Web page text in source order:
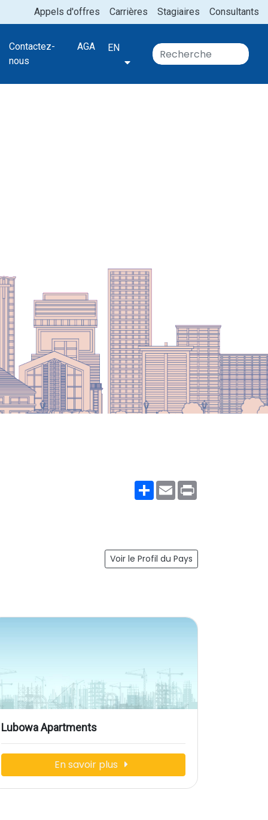
Consultants
Stagiaires
Carrières
Appels d'offres
Contactez-
nous
AGA EN
ShareEmail
Voir le Profil du Pays
Lubowa Apartments
En savoir plus